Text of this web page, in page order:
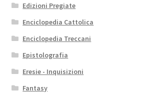
Edizioni Pregiate
Enciclopedia Cattolica
Enciclopedia Treccani
Epistolografia
Eresie - Inquisizioni
Fantasy